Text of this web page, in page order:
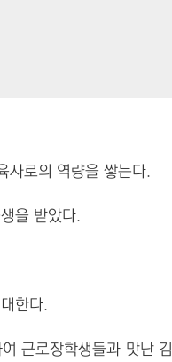
사로의 역량을 쌓는다.
을 받았다.
한다.
근로장학생들과 맛난